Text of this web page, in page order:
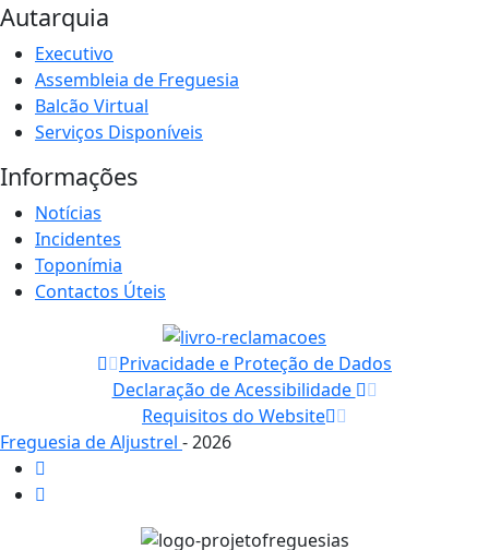
Autarquia
Executivo
Assembleia de Freguesia
Balcão Virtual
Serviços Disponíveis
Informações
Notícias
Incidentes
Toponímia
Contactos Úteis
Privacidade e Proteção de Dados
Declaração de Acessibilidade
Requisitos do Website
Freguesia de Aljustrel - 2026